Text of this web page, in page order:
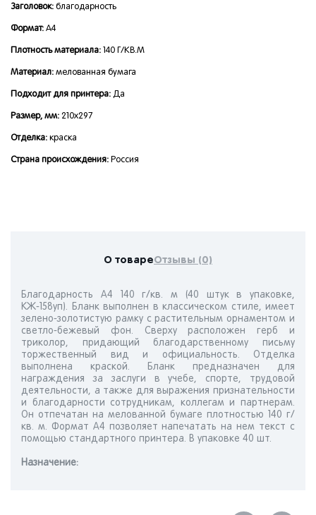
Заголовок: благодарность
Формат: А4
Плотность материала: 140 Г/КВ.М
Материал: мелованная бумага
Подходит для принтера: Да
Размер, мм: 210x297
Отделка: краска
Страна происхождения: Россия
О товареОтзывы (0)
Благодарность А4 140 г/кв. м (40 штук в упаковке,
КЖ-158уп). Бланк выполнен в классическом стиле, имеет
зелено-золотистую рамку с растительным орнаментом и
светло-бежевый фон. Сверху расположен герб и
триколор, придающий благодарственному письму
торжественный вид и официальность. Отделка
выполнена краской. Бланк предназначен для
награждения за заслуги в учебе, спорте, трудовой
деятельности, а также для выражения признательности
и благодарности сотрудникам, коллегам и партнерам.
Он отпечатан на мелованной бумаге плотностью 140 г/
кв. м. Формат А4 позволяет напечатать на нем текст с
помощью стандартного принтера. В упаковке 40 шт.
Назначениe: